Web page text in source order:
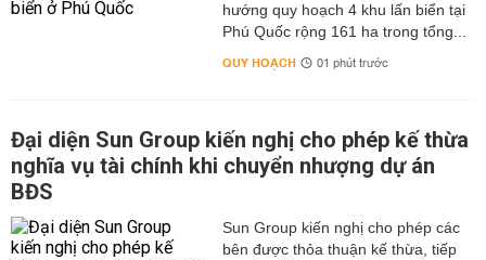
hướng quy hoạch 4 khu lấn biển tại
Phú Quốc rộng 161 ha trong tổng...
QUY HOẠCH 01 phút trước
Đại diện Sun Group kiến nghị cho phép kế thừa
nghĩa vụ tài chính khi chuyển nhượng dự án
BĐS
Sun Group kiến nghị cho phép các
bên được thỏa thuận kế thừa, tiếp